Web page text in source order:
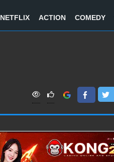
NETFLIX ACTION COMEDY
V
w